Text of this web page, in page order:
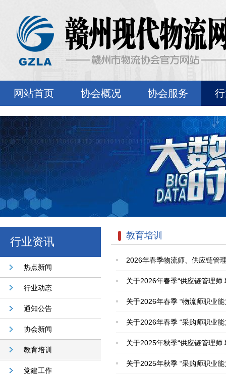
网站首页 协会概况 协会服务
行业资讯
热点新闻
行业动态
通知公告
协会新闻
教育培训
党建工作
教育培训
2026年春季物流师、供应链管
关于2026年春季“供应链管理
关于2026年春季 “物流师职业
关于2026年春季 “采购师职业
关于2025年秋季“供应链管理
关于2025年秋季 “采购师职业